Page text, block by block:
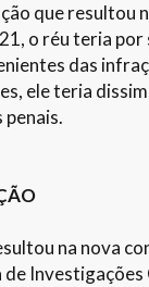
que resultou
o réu teria
das
ele teria
na nova
de